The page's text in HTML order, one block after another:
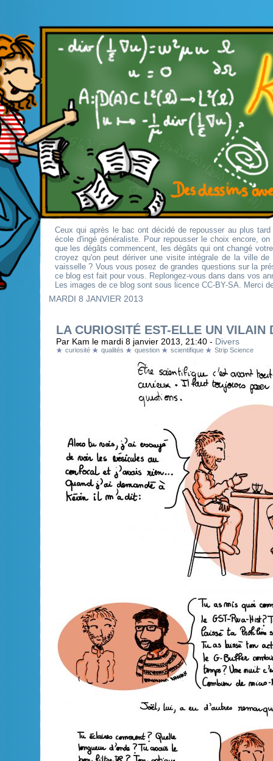
Ceux qui après le bac ont décidé de repousser au plus
école d'ingé généraliste. Pour repousser le choix encore,
que les dégâts commencent, les dégâts qui ont changé
croyez qu'on peut dériver une visite intégrale de la ville
vaisselle ? Vous vous posez de grandes questions sur la
ce blog est fait pour vous. Replongez-vous dans dans vos
Les images de ce blog sont sous licence CC-BY-SA. Merci
MARDI 8 JANVIER 2013
LA CURIOSITÉ EST-ELLE UN VILAIN
Par Kam le mardi 8 janvier 2013, 21:40 - Divers
curiosité qualités question scientifique Strip Science